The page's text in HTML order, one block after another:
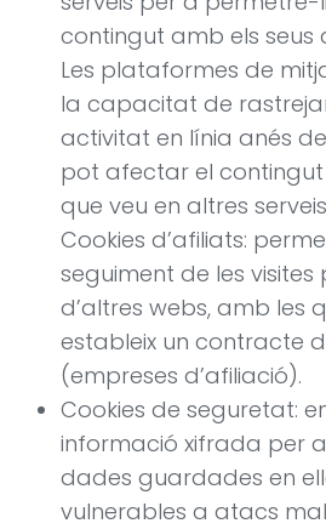
contingut amb els seus
Les plataformes de
la capacitat de
activitat en línia anés
pot afectar el contingut
que veu en altres
Cookies d’afiliats:
seguiment de les
d’altres webs, amb les
estableix un contracte
(empreses d’afiliació).
Cookies de seguretat:
informació xifrada per
dades guardades en
vulnerables a atacs